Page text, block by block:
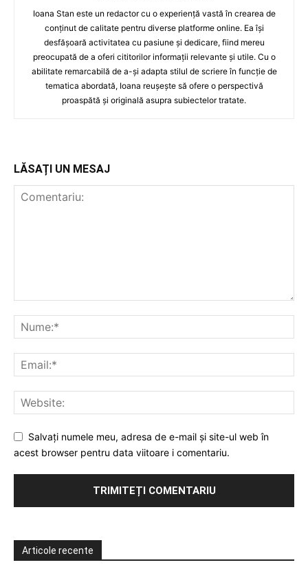
Ioana Stan este un redactor cu o experiență vastă în crearea de
conținut de calitate pentru diverse platforme online. Ea își
desfășoară activitatea cu pasiune și dedicare, fiind mereu
preocupată de a oferi cititorilor informații relevante și utile. Cu o
abilitate remarcabilă de a-și adapta stilul de scriere în funcție de
tematica abordată, Ioana reușește să ofere o perspectivă
proaspătă și originală asupra subiectelor tratate.
LĂSAȚI UN MESAJ
Salvați numele meu, adresa de e-mail și site-ul web în
acest browser pentru data viitoare i comentariu.
Articole recente